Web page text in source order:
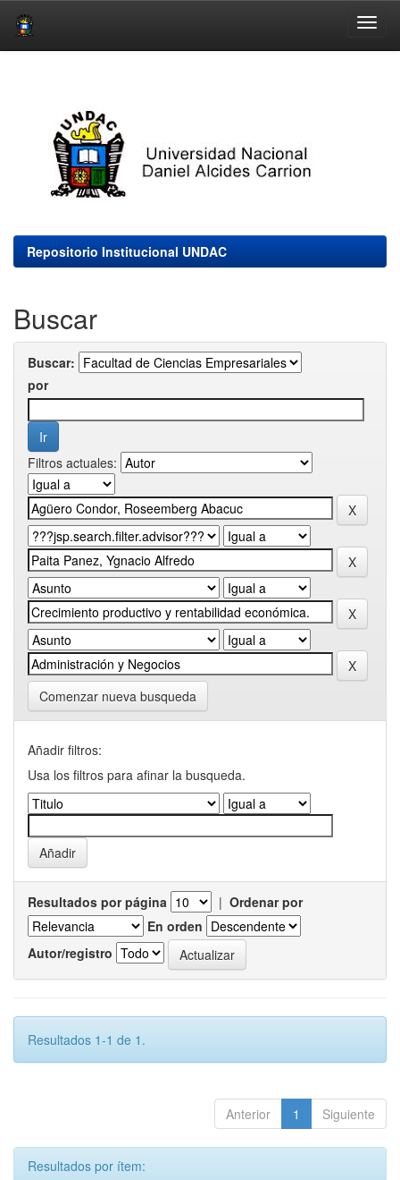
Repositorio Institucional UNDAC
Buscar
Buscar:
por
Filtros actuales:
Comenzar nueva busqueda
Añadir filtros:
Usa los filtros para afinar la busqueda.
Resultados por página | Ordenar por
En orden
Autor/registro
Resultados 1-1 de 1.
Anterior 1 Siguiente
Resultados por ítem: